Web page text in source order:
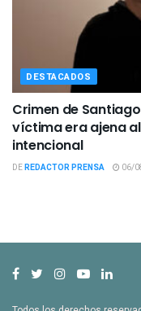
DESTACADOS
Crimen de
víctima era ajena
intencional
DEREDACTOR PRENSA 06/